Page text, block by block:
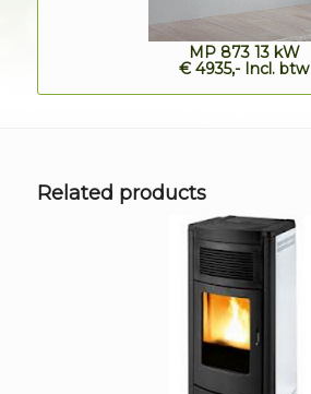
MP 873 13 kW
€ 4935,- Incl. btw
Related products